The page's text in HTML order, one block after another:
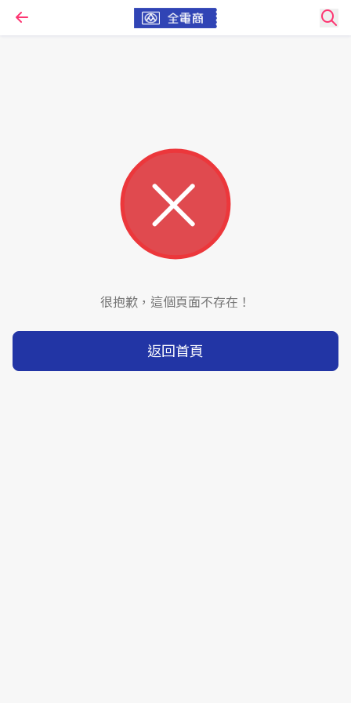
很抱歉，這個頁面不存在！
返回首頁